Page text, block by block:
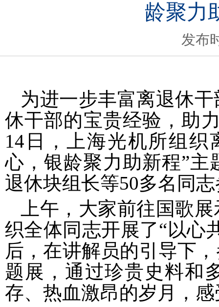
龄聚力
发布
为进一步丰富离退休
休干部的宝贵经验，助
14日，上海光机所组织
心，银龄聚力助新程”
退休块组长等50多名同
上午，大家前往国歌
织全体同志开展了“以心
后，在讲解员的引导下
题展，通过珍贵史料和
存、热血激昂的岁月，